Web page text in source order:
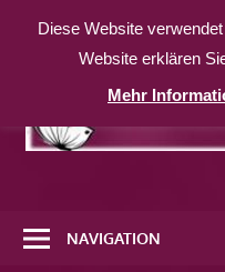
Inhalt
weitereNAVIGATION
Diese Website
Website erklären
Mehr